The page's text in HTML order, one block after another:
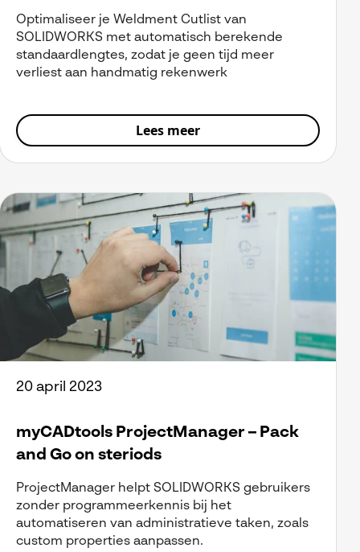
Optimaliseer je Weldment Cutlist van
SOLIDWORKS met automatisch berekende
standaardlengtes, zodat je geen tijd meer
verliest aan handmatig rekenwerk
Lees meer
20 april 2023
myCADtools ProjectManager – Pack
and Go on steriods
ProjectManager helpt SOLIDWORKS gebruikers
zonder programmeerkennis bij het
automatiseren van administratieve taken, zoals
custom properties aanpassen.